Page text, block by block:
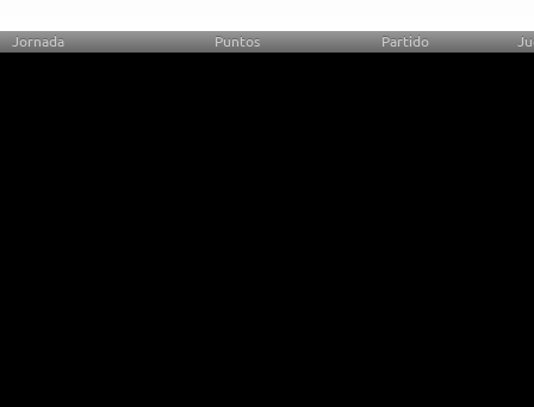
Jornada Puntos Partido